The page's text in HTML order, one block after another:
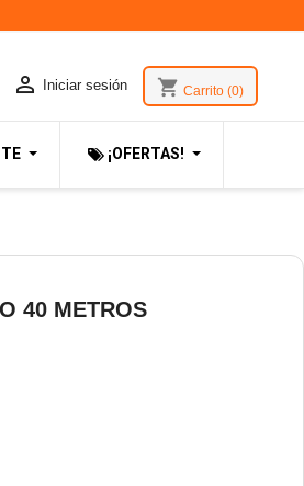
 Iniciar sesión shopping_cart Carrito (0)
¡OFERTAS!
40 METROS